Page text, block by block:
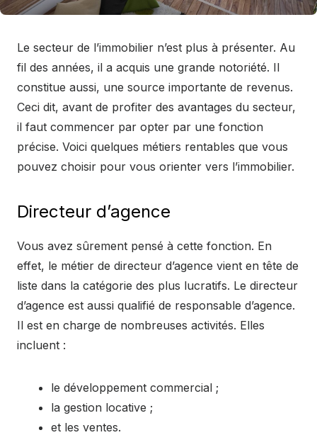
Le secteur de l’immobilier n’est plus à présenter. Au
fil des années, il a acquis une grande notoriété. Il
constitue aussi, une source importante de revenus.
Ceci dit, avant de profiter des avantages du secteur,
il faut commencer par opter par une fonction
précise. Voici quelques métiers rentables que vous
pouvez choisir pour vous orienter vers l’immobilier.
Directeur d’agence
Vous avez sûrement pensé à cette fonction. En
effet, le métier de directeur d’agence vient en tête de
liste dans la catégorie des plus lucratifs. Le directeur
d’agence est aussi qualifié de responsable d’agence.
Il est en charge de nombreuses activités. Elles
incluent :
le développement commercial ;
la gestion locative ;
et les ventes.